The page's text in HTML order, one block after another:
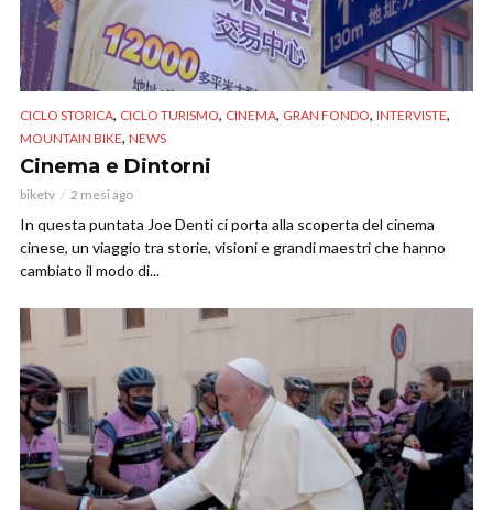
CICLO STORICA, CICLO TURISMO, CINEMA, GRAN FONDO, INTERVISTE,
MOUNTAIN BIKE, NEWS
Cinema e Dintorni
biketv 2 mesi ago
In questa puntata Joe Denti ci porta alla scoperta del cinema
cinese, un viaggio tra storie, visioni e grandi maestri che hanno
cambiato il modo di...